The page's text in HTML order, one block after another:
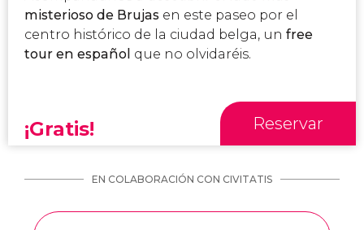
misterioso de Brujas en este paseo por el
centro histórico de la ciudad belga, un free
tour en español que no olvidaréis.
¡Gratis! Reservar
EN COLABORACIÓN CON CIVITATIS